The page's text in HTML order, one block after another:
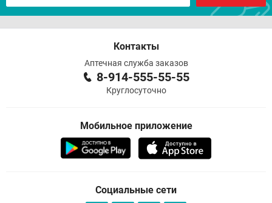
Контакты
Аптечная служба заказов
8-914-555-55-55
Круглосуточно
Мобильное приложение
Социальные сети